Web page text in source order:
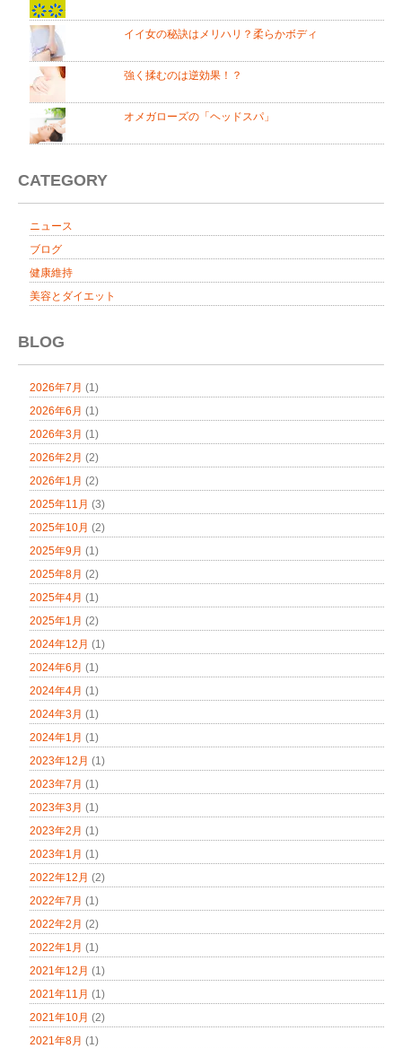
イイ女の秘訣はメリハリ？柔らかボディ
強く揉むのは逆効果！？
オメガローズの「ヘッドスパ」
CATEGORY
ニュース
ブログ
健康維持
美容とダイエット
BLOG
2026年7月 (1)
2026年6月 (1)
2026年3月 (1)
2026年2月 (2)
2026年1月 (2)
2025年11月 (3)
2025年10月 (2)
2025年9月 (1)
2025年8月 (2)
2025年4月 (1)
2025年1月 (2)
2024年12月 (1)
2024年6月 (1)
2024年4月 (1)
2024年3月 (1)
2024年1月 (1)
2023年12月 (1)
2023年7月 (1)
2023年3月 (1)
2023年2月 (1)
2023年1月 (1)
2022年12月 (2)
2022年7月 (1)
2022年2月 (2)
2022年1月 (1)
2021年12月 (1)
2021年11月 (1)
2021年10月 (2)
2021年8月 (1)